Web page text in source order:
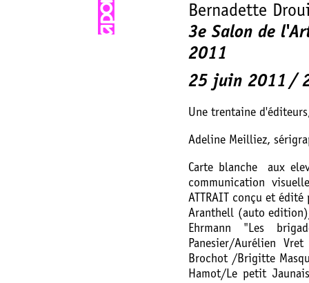
Bernadette
3e Salon de
2011
25 juin 2011
Une trentaine
Adeline Meilliez,
Carte blanche aux
communication
ATTRAIT conçu et édité
Aranthell (auto
Ehrmann "Les
Panesier/Aurélien
Brochot /Brigitte
Hamot/Le petit